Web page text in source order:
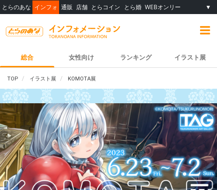
とらのあな インフォ 通販 店舗 とらコイン とら婚 WEBオンリー ▼
総合 女性向け ランキング イラスト展
TOP イラスト展 KOMOTA展